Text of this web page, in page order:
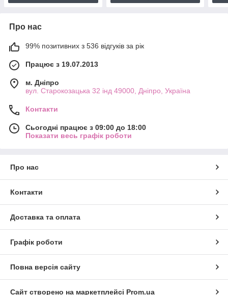
Про нас
99% позитивних з 536 відгуків за рік
Працює з 19.07.2013
м. Дніпро
вул. Старокозацька 32 інд 49000, Дніпро, Україна
Контакти
Сьогодні працює з 09:00 до 18:00
Показати весь графік роботи
Про нас
Контакти
Доставка та оплата
Графік роботи
Повна версія сайту
Сайт створено на маркетплейсі Prom.ua